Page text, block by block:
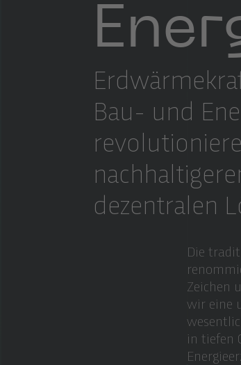
Bau- und
dezentralen
Die
Zeichen
wir eine
in tiefen